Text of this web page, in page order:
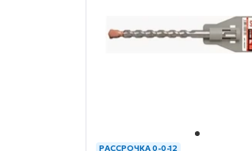
РАССРОЧКА 0-0-12